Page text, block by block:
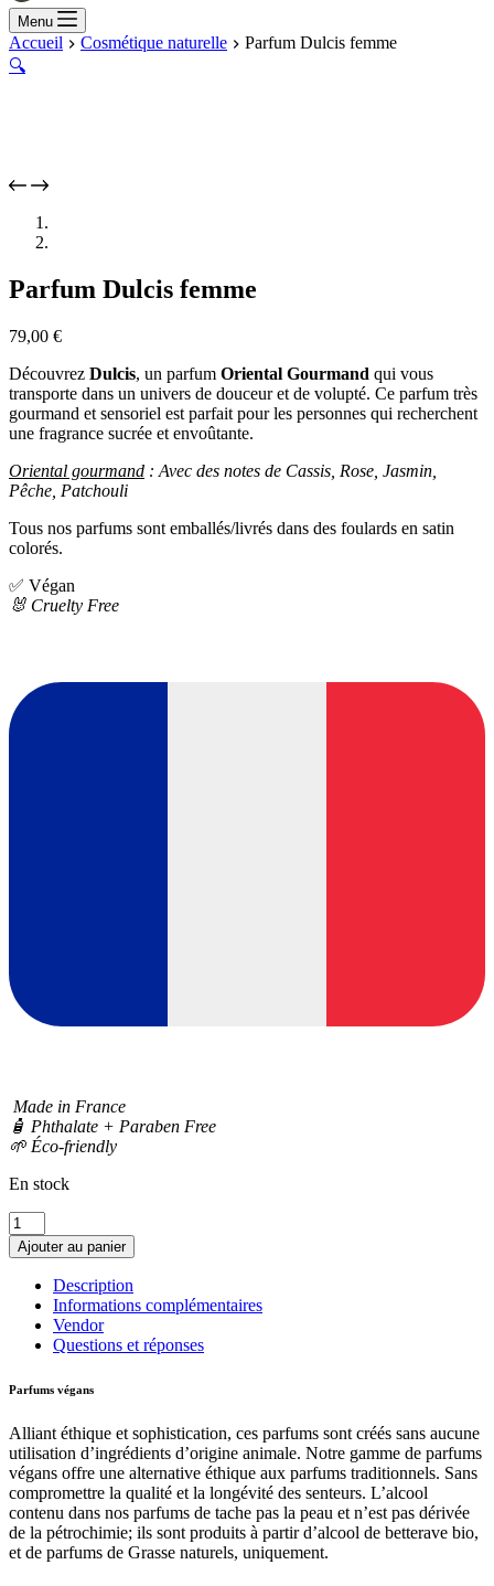
Menu
Accueil Cosmétique naturelle
Parfum Dulcis femme
🔍
Parfum Dulcis femme
79,00 €
Découvrez Dulcis, un parfum Oriental Gourmand qui vous
transporte dans un univers de douceur et de volupté. Ce parfum très
gourmand et sensoriel est parfait pour les personnes qui recherchent
une fragrance sucrée et envoûtante.
Oriental gourmand : Avec des notes de Cassis, Rose, Jasmin,
Pêche, Patchouli
Tous nos parfums sont emballés/livrés dans des foulards en satin
colorés.
✅ Végan
🐰 Cruelty Free
Made in France
🧴 Phthalate + Paraben Free
🌱 Éco-friendly
En stock
quantité
de
Parfum
Dulcis
femme
Ajouter au panier
Description
Informations complémentaires
Vendor
Questions et réponses
Parfums végans
Alliant éthique et sophistication, ces parfums sont créés sans aucune
utilisation d’ingrédients d’origine animale. Notre gamme de parfums
végans offre une alternative éthique aux parfums traditionnels. Sans
compromettre la qualité et la longévité des senteurs. L’alcool
contenu dans nos parfums de tache pas la peau et n’est pas dérivée
de la pétrochimie; ils sont produits à partir d’alcool de betterave bio,
et de parfums de Grasse naturels, uniquement.